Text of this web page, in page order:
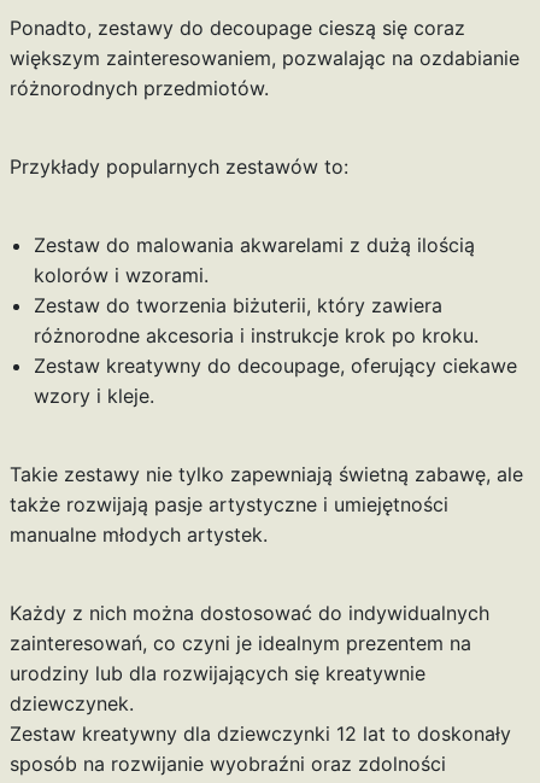
Ponadto, zestawy do decoupage cieszą się coraz
większym zainteresowaniem, pozwalając na ozdabianie
różnorodnych przedmiotów.
Przykłady popularnych zestawów to:
Zestaw do malowania akwarelami z dużą ilością
kolorów i wzorami.
Zestaw do tworzenia biżuterii, który zawiera
różnorodne akcesoria i instrukcje krok po kroku.
Zestaw kreatywny do decoupage, oferujący ciekawe
wzory i kleje.
Takie zestawy nie tylko zapewniają świetną zabawę, ale
także rozwijają pasje artystyczne i umiejętności
manualne młodych artystek.
Każdy z nich można dostosować do indywidualnych
zainteresowań, co czyni je idealnym prezentem na
urodziny lub dla rozwijających się kreatywnie
dziewczynek.
Zestaw kreatywny dla dziewczynki 12 lat to doskonały
sposób na rozwijanie wyobraźni oraz zdolności